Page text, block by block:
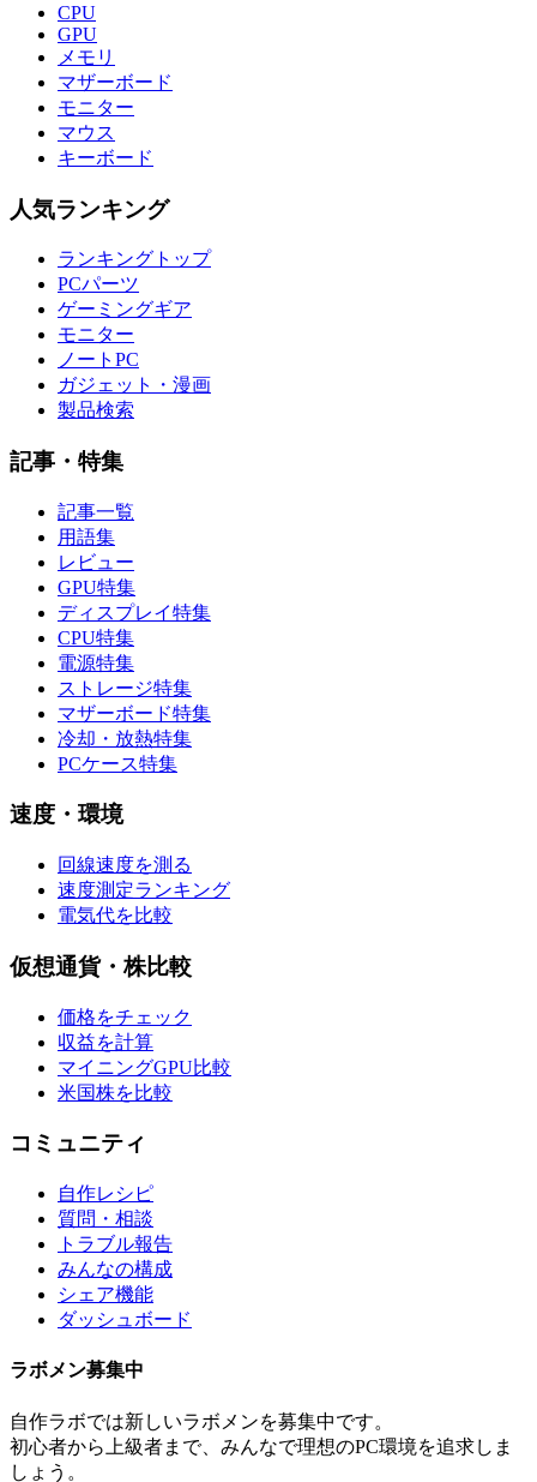
CPU
GPU
メモリ
マザーボード
モニター
マウス
キーボード
人気ランキング
ランキングトップ
PCパーツ
ゲーミングギア
モニター
ノートPC
ガジェット・漫画
製品検索
記事・特集
記事一覧
用語集
レビュー
GPU特集
ディスプレイ特集
CPU特集
電源特集
ストレージ特集
マザーボード特集
冷却・放熱特集
PCケース特集
速度・環境
回線速度を測る
速度測定ランキング
電気代を比較
仮想通貨・株比較
価格をチェック
収益を計算
マイニングGPU比較
米国株を比較
コミュニティ
自作レシピ
質問・相談
トラブル報告
みんなの構成
シェア機能
ダッシュボード
ラボメン募集中
自作ラボでは新しいラボメンを募集中です。
初心者から上級者まで、みんなで理想のPC環境を追求しま
しょう。